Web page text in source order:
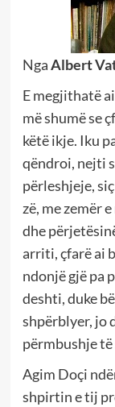
NgaAlbert
E megjithatë
më shumë se
këtë ikje. Iku
qëndroi, nejti
përleshjeje,
zë, me zemër
dhe
arriti, çfarë ai
ndonjë gjë pa
deshti, duke
shpërblyer, jo
përmbushje
Agim Doçi
shpirtin e tij